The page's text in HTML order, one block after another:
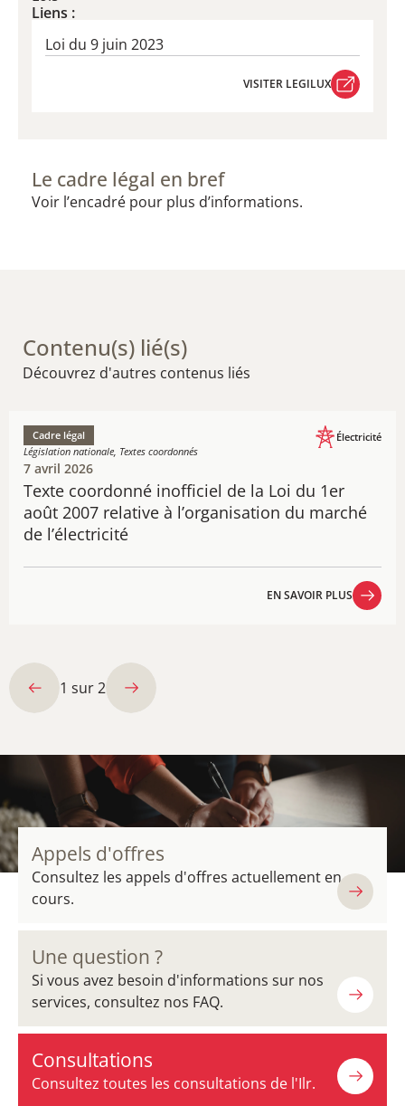
Liens :
Loi du 9 juin 2023
VISITER LEGILUX
Le cadre légal en bref
Voir l’encadré pour plus d’informations.
Contenu(s) lié(s)
Découvrez d'autres contenus liés
Texte coo​​​rdonné​​​​​ inofficiel de la Loi du 1er
août 2007 relative à l’organisation du marché
de l’électricité
Cadre légal
Législation nationale, Textes coordonnés
Électricité
7 avril 2026
EN SAVOIR PLUS
1 sur2
Appels d'offres
Consultez les appels d'offres actuellement en
cours.
Une question ?
Si vous avez besoin d'informations sur nos
services, consultez nos FAQ.
Consultations
Consultez toutes les consultations de l'Ilr.